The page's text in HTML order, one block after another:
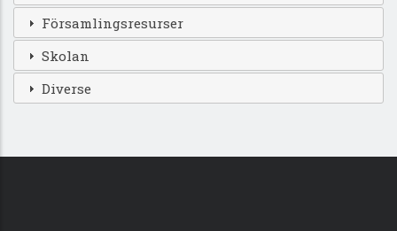
Församlingsresurser
Skolan
Diverse